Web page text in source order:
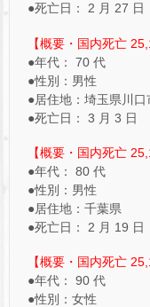
●死亡日： 2 月 27 日
【概要・国内死亡
●年代： 70 代
●性別：男性
●居住地：埼玉県川口
●死亡日： 3 月 3 日
【概要・国内死亡
●年代： 80 代
●性別：男性
●居住地：千葉県
●死亡日： 2 月 19 日
【概要・国内死亡
●年代： 90 代
●性別：女性